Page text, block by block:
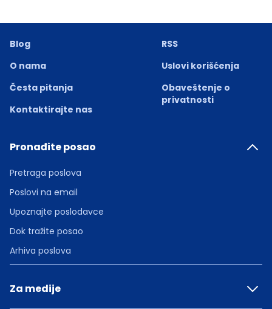
Blog
O nama
Česta pitanja
Kontaktirajte nas
RSS
Uslovi korišćenja
Obaveštenje o
privatnosti
Pronađite posao
Pretraga poslova
Poslovi na email
Upoznajte poslodavce
Dok tražite posao
Arhiva poslova
Za medije